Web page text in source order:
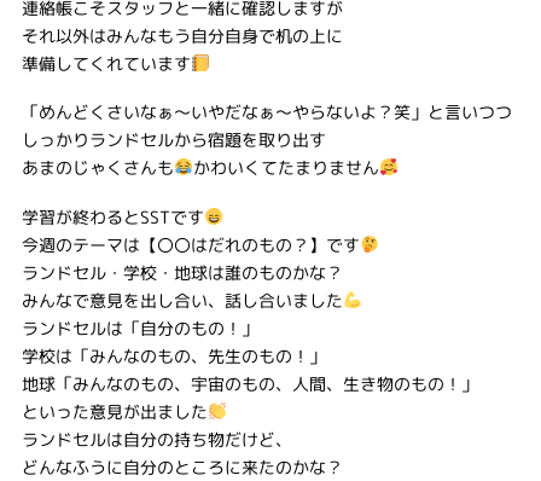
連絡帳こそスタッフと一緒に確認しますが
それ以外はみんなもう自分自身で机の上に
準備してくれています
「めんどくさいなぁ～いやだなぁ～やらないよ？笑」と言いつつ
しっかりランドセルから宿題を取り出す
あまのじゃくさんも かわいくてたまりません
学習が終わるとSSTです
今週のテーマは【〇〇はだれのもの？】です
ランドセル・学校・地球は誰のものかな？
みんなで意見を出し合い、話し合いました
ランドセルは「自分のもの！」
学校は「みんなのもの、先生のもの！」
地球「みんなのもの、宇宙のもの、人間、生き物のもの！」
といった意見が出ました
ランドセルは自分の持ち物だけど、
どんなふうに自分のところに来たのかな？